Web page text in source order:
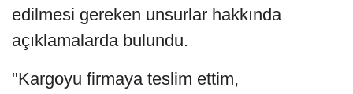
edilmesi gereken unsurlar hakkında
açıklamalarda bulundu.
"Kargoyu firmaya teslim ettim,